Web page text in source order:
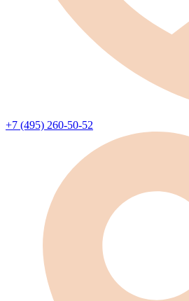
+7 (495) 260-50-52